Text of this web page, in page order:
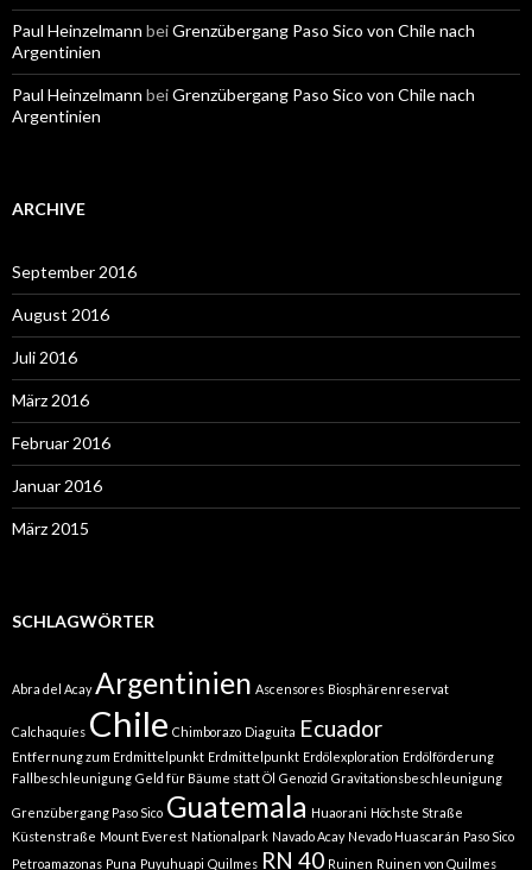
Paul Heinzelmann beiGrenzübergang Paso Sico von Chile nach
Argentinien
Paul Heinzelmann beiGrenzübergang Paso Sico von Chile nach
Argentinien
ARCHIVE
September 2016
August 2016
Juli 2016
März 2016
Februar 2016
Januar 2016
März 2015
SCHLAGWÖRTER
Abra del Acay Argentinien Ascensores Biosphärenreservat
Calchaquíes Chile Chimborazo Diaguita Ecuador
Entfernung zum Erdmittelpunkt Erdmittelpunkt Erdölexploration Erdölförderung
Fallbeschleunigung Geld für Bäume statt Öl Genozid Gravitationsbeschleunigung
Grenzübergang Paso Sico Guatemala Huaorani Höchste Straße
Küstenstraße Mount Everest Nationalpark Navado Acay Nevado Huascarán Paso Sico
Petroamazonas Puna Puyuhuapi Quilmes RN 40 Ruinen Ruinen von Quilmes